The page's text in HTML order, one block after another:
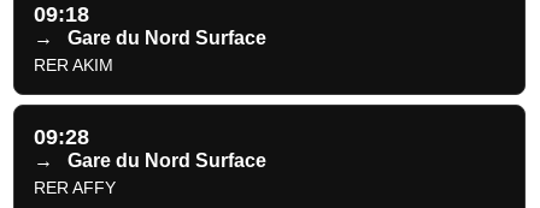
09:18
→ Gare du Nord Surface
RER AKIM
09:28
→ Gare du Nord Surface
RER AFFY